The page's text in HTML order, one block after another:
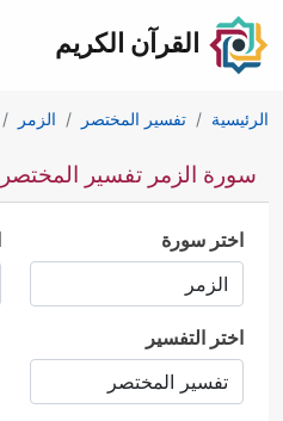
القرآن الكريم
الرئيسية تفسير المختصر الزمر
سورة الزمر تفسير المختصر
اختر سورة
اختر التفسير